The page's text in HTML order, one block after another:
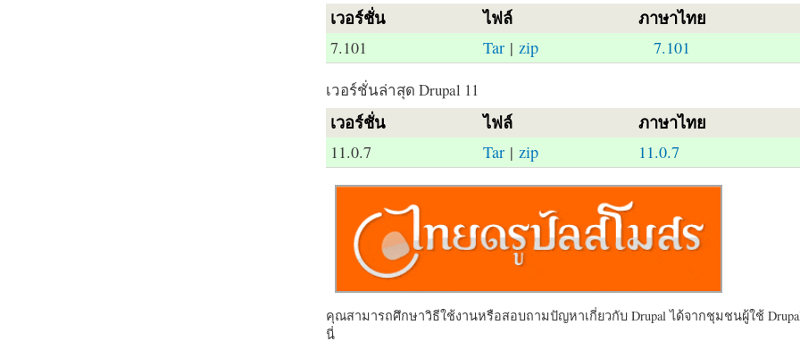
เวอร์ชั่น ไฟล์ ภาษาไทย
7.101 Tar| zip 7.101
เวอร์ชั่นล่าสุด Drupal 11
เวอร์ชั่น ไฟล์ ภาษาไทย
11.0.7 Tar| zip 11.0.7
คุณสามารถศึกษาวิธีใช้งานหรือสอบถามปัญหาเกี่ยวกับ Drupal ได้จากชุมชนผู้ใช้
นี่